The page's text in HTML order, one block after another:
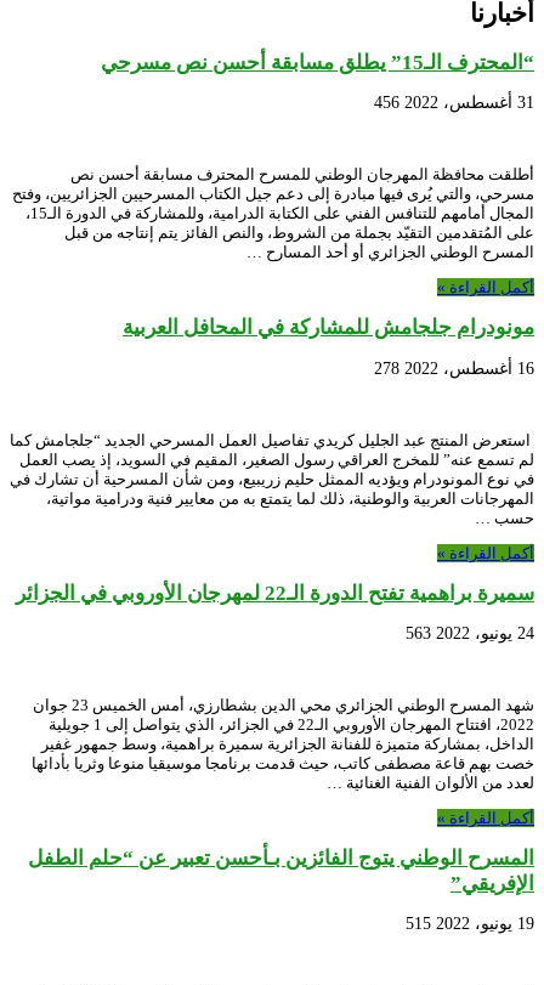
أخبارنا
“المحترف الـ15” يطلق مسابقة أحسن نص مسرحي
31 أغسطس، 2022 456
أطلقت محافظة المهرجان الوطني للمسرح المحترف مسابقة أحسن نص
مسرحي، والتي يُرى فيها مبادرة إلى دعم جيل الكتاب المسرحيين الجزائريين، وفتح
المجال أمامهم للتنافس الفني على الكتابة الدرامية، وللمشاركة في الدورة الـ15،
على المُتقدمين التقيّد بجملة من الشروط، والنص الفائز يتم إنتاجه من قبل
المسرح الوطني الجزائري أو أحد المسارح …
أكمل القراءة »
مونودرام جلجامش للمشاركة في المحافل العربية
16 أغسطس، 2022 278
استعرض المنتج عبد الجليل كريدي تفاصيل العمل المسرحي الجديد “جلجامش كما
لم تسمع عنه” للمخرج العراقي رسول الصغير، المقيم في السويد، إذ يصب العمل
في نوع المونودرام ويؤديه الممثل حليم زريبيع، ومن شأن المسرحية أن تشارك في
المهرجانات العربية والوطنية، ذلك لما يتمتع به من معايير فنية ودرامية مواتية،
حسب …
أكمل القراءة »
سميرة براهمية تفتح الدورة الـ22 لمهرجان الأوروبي في الجزائر
24 يونيو، 2022 563
شهد المسرح الوطني الجزائري محي الدين بشطارزي، أمس الخميس 23 جوان
2022، افتتاح المهرجان الأوروبي الـ22 في الجزائر، الذي يتواصل إلى 1 جويلية
الداخل، بمشاركة متميزة للفنانة الجزائرية سميرة براهمية، وسط جمهور غفير
خصت بهم قاعة مصطفى كاتب، حيث قدمت برنامجا موسيقيا منوعا وثريا بأدائها
لعدد من الألوان الفنية الغنائية …
أكمل القراءة »
المسرح الوطني يتوج الفائزين بـأحسن تعبير عن “حلم الطفل
الإفريقي”
19 يونيو، 2022 515